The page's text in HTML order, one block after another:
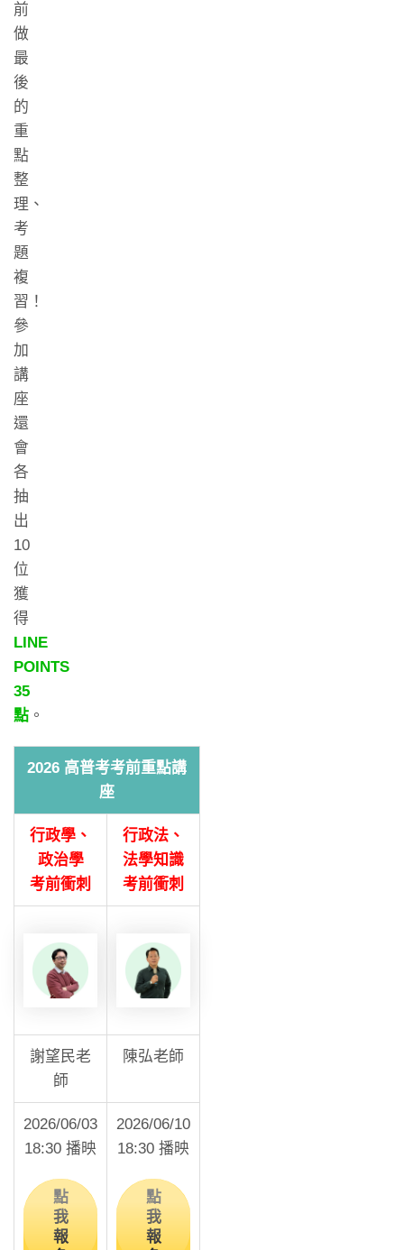
前
做
最
後
的
重
點
整
理、
考
題
複
習！
參
加
講
座
還
會
各
抽
出
10
位
獲
得
LINE
POINTS
35
點 。
2026 高普考考前重點講
座
行政學、
政治學
考前衝刺
行政法、
法學知識
考前衝刺
謝望民老
師
陳弘老師
2026/06/03
18:30 播映
點
我
報
2026/06/10
18:30 播映
點
我
報